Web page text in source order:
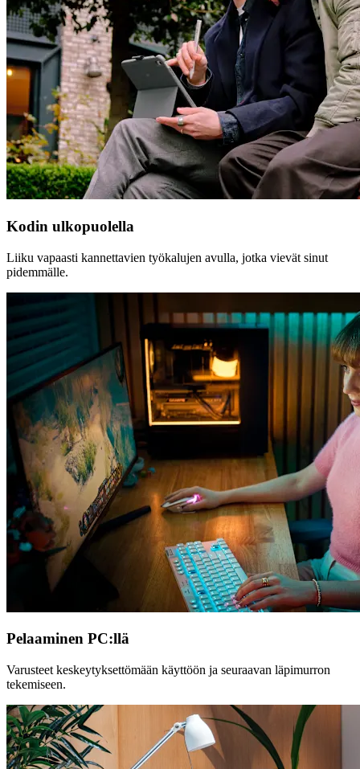
Kodin ulkopuolella
Liiku vapaasti kannettavien työkalujen avulla, jotka vievät sinut
pidemmälle.
Pelaaminen PC:llä
Varusteet keskeytyksettömään käyttöön ja seuraavan läpimurron
tekemiseen.